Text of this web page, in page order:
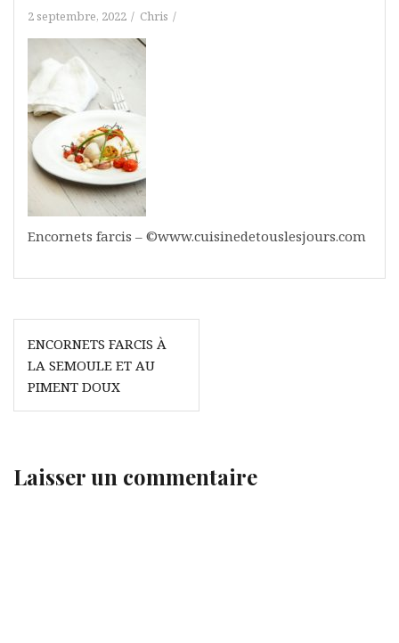
2 septembre, 2022 Chris
Encornets farcis – ©www.cuisinedetouslesjours.com
Navigation
de
l’article
ENCORNETS FARCIS À
LA SEMOULE ET AU
PIMENT DOUX
Laisser un commentaire